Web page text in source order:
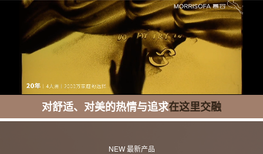
Loaded:
0%
Progress:
0%
对舒适、对美的热情与追求在这里交融
NEW 最新产品